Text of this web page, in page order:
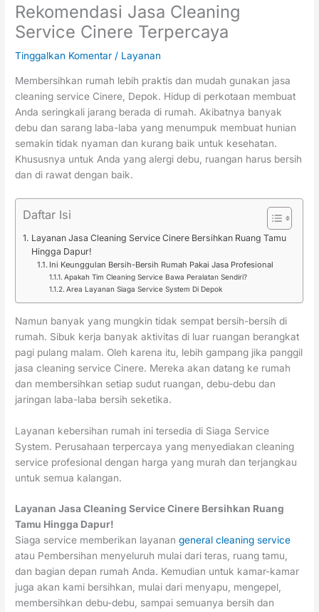
Rekomendasi Jasa Cleaning
Service Cinere Terpercaya
Tinggalkan Komentar / Layanan
Membersihkan rumah lebih praktis dan mudah gunakan jasa
cleaning service Cinere, Depok. Hidup di perkotaan membuat
Anda seringkali jarang berada di rumah. Akibatnya banyak
debu dan sarang laba-laba yang menumpuk membuat hunian
semakin tidak nyaman dan kurang baik untuk kesehatan.
Khususnya untuk Anda yang alergi debu, ruangan harus bersih
dan di rawat dengan baik.
Daftar Isi
Layanan Jasa Cleaning Service Cinere Bersihkan Ruang Tamu
Hingga Dapur!
Ini Keunggulan Bersih-Bersih Rumah Pakai Jasa Profesional
Apakah Tim Cleaning Service Bawa Peralatan Sendiri?
Area Layanan Siaga Service System Di Depok
Namun banyak yang mungkin tidak sempat bersih-bersih di
rumah. Sibuk kerja banyak aktivitas di luar ruangan berangkat
pagi pulang malam. Oleh karena itu, lebih gampang jika panggil
jasa cleaning service Cinere. Mereka akan datang ke rumah
dan membersihkan setiap sudut ruangan, debu-debu dan
jaringan laba-laba bersih seketika.
Layanan kebersihan rumah ini tersedia di Siaga Service
System. Perusahaan terpercaya yang menyediakan cleaning
service profesional dengan harga yang murah dan terjangkau
untuk semua kalangan.
Layanan Jasa Cleaning Service Cinere Bersihkan Ruang
Tamu Hingga Dapur!
Siaga service memberikan layanangeneral cleaning service
atau Pembersihan menyeluruh mulai dari teras, ruang tamu,
dan bagian depan rumah Anda. Kemudian untuk kamar-kamar
juga akan kami bersihkan, mulai dari menyapu, mengepel,
membersihkan debu-debu, sampai semuanya bersih dan